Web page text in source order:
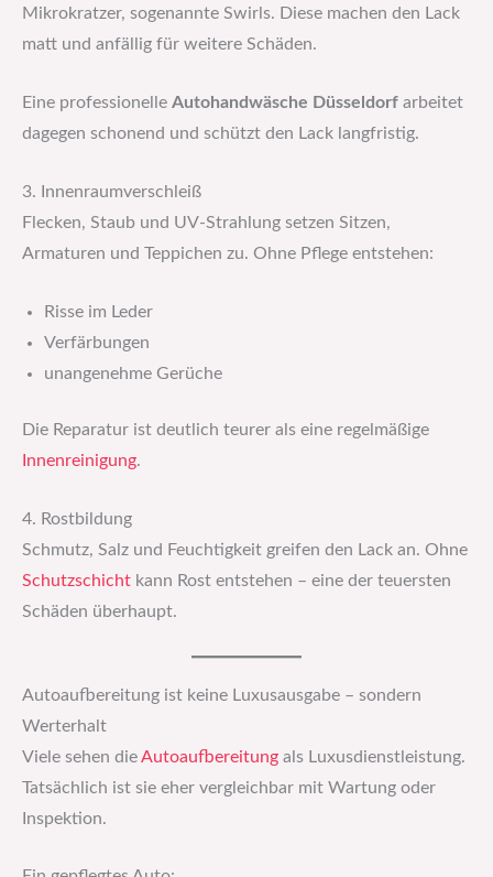
Mikrokratzer, sogenannte Swirls. Diese machen den Lack
matt und anfällig für weitere Schäden.
Eine professionelle Autohandwäsche Düsseldorf arbeitet
dagegen schonend und schützt den Lack langfristig.
3. Innenraumverschleiß
Flecken, Staub und UV-Strahlung setzen Sitzen,
Armaturen und Teppichen zu. Ohne Pflege entstehen:
Risse im Leder
Verfärbungen
unangenehme Gerüche
Die Reparatur ist deutlich teurer als eine regelmäßige
Innenreinigung.
4. Rostbildung
Schmutz, Salz und Feuchtigkeit greifen den Lack an. Ohne
Schutzschicht kann Rost entstehen – eine der teuersten
Schäden überhaupt.
Autoaufbereitung ist keine Luxusausgabe – sondern
Werterhalt
Viele sehen die Autoaufbereitung als Luxusdienstleistung.
Tatsächlich ist sie eher vergleichbar mit Wartung oder
Inspektion.